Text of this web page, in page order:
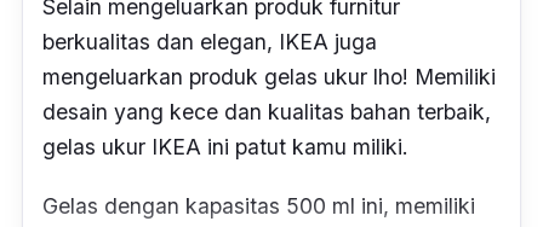
Selain mengeluarkan produk furnitur
berkualitas dan elegan, IKEA juga
mengeluarkan produk gelas ukur lho! Memiliki
desain yang kece dan kualitas bahan terbaik,
gelas ukur IKEA ini patut kamu miliki.
Gelas dengan kapasitas 500 ml ini, memiliki